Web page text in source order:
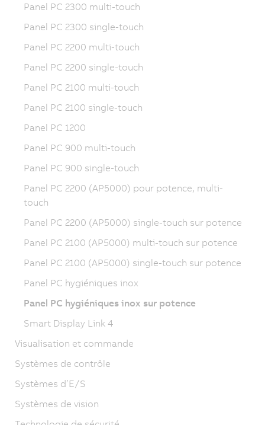
Panel PC 2300 multi-touch
Panel PC 2300 single-touch
Panel PC 2200 multi-touch
Panel PC 2200 single-touch
Panel PC 2100 multi-touch
Panel PC 2100 single-touch
Panel PC 1200
Panel PC 900 multi-touch
Panel PC 900 single-touch
Panel PC 2200 (AP5000) pour potence, multi-
touch
Panel PC 2200 (AP5000) single-touch sur potence
Panel PC 2100 (AP5000) multi-touch sur potence
Panel PC 2100 (AP5000) single-touch sur potence
Panel PC hygiéniques inox
Panel PC hygiéniques inox sur potence
Smart Display Link 4
Visualisation et commande
Systèmes de contrôle
Systèmes d’E/S
Systèmes de vision